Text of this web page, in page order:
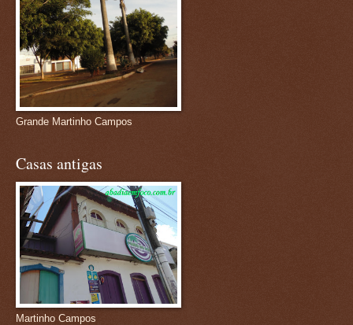
Grande Martinho Campos
Casas antigas
Martinho Campos